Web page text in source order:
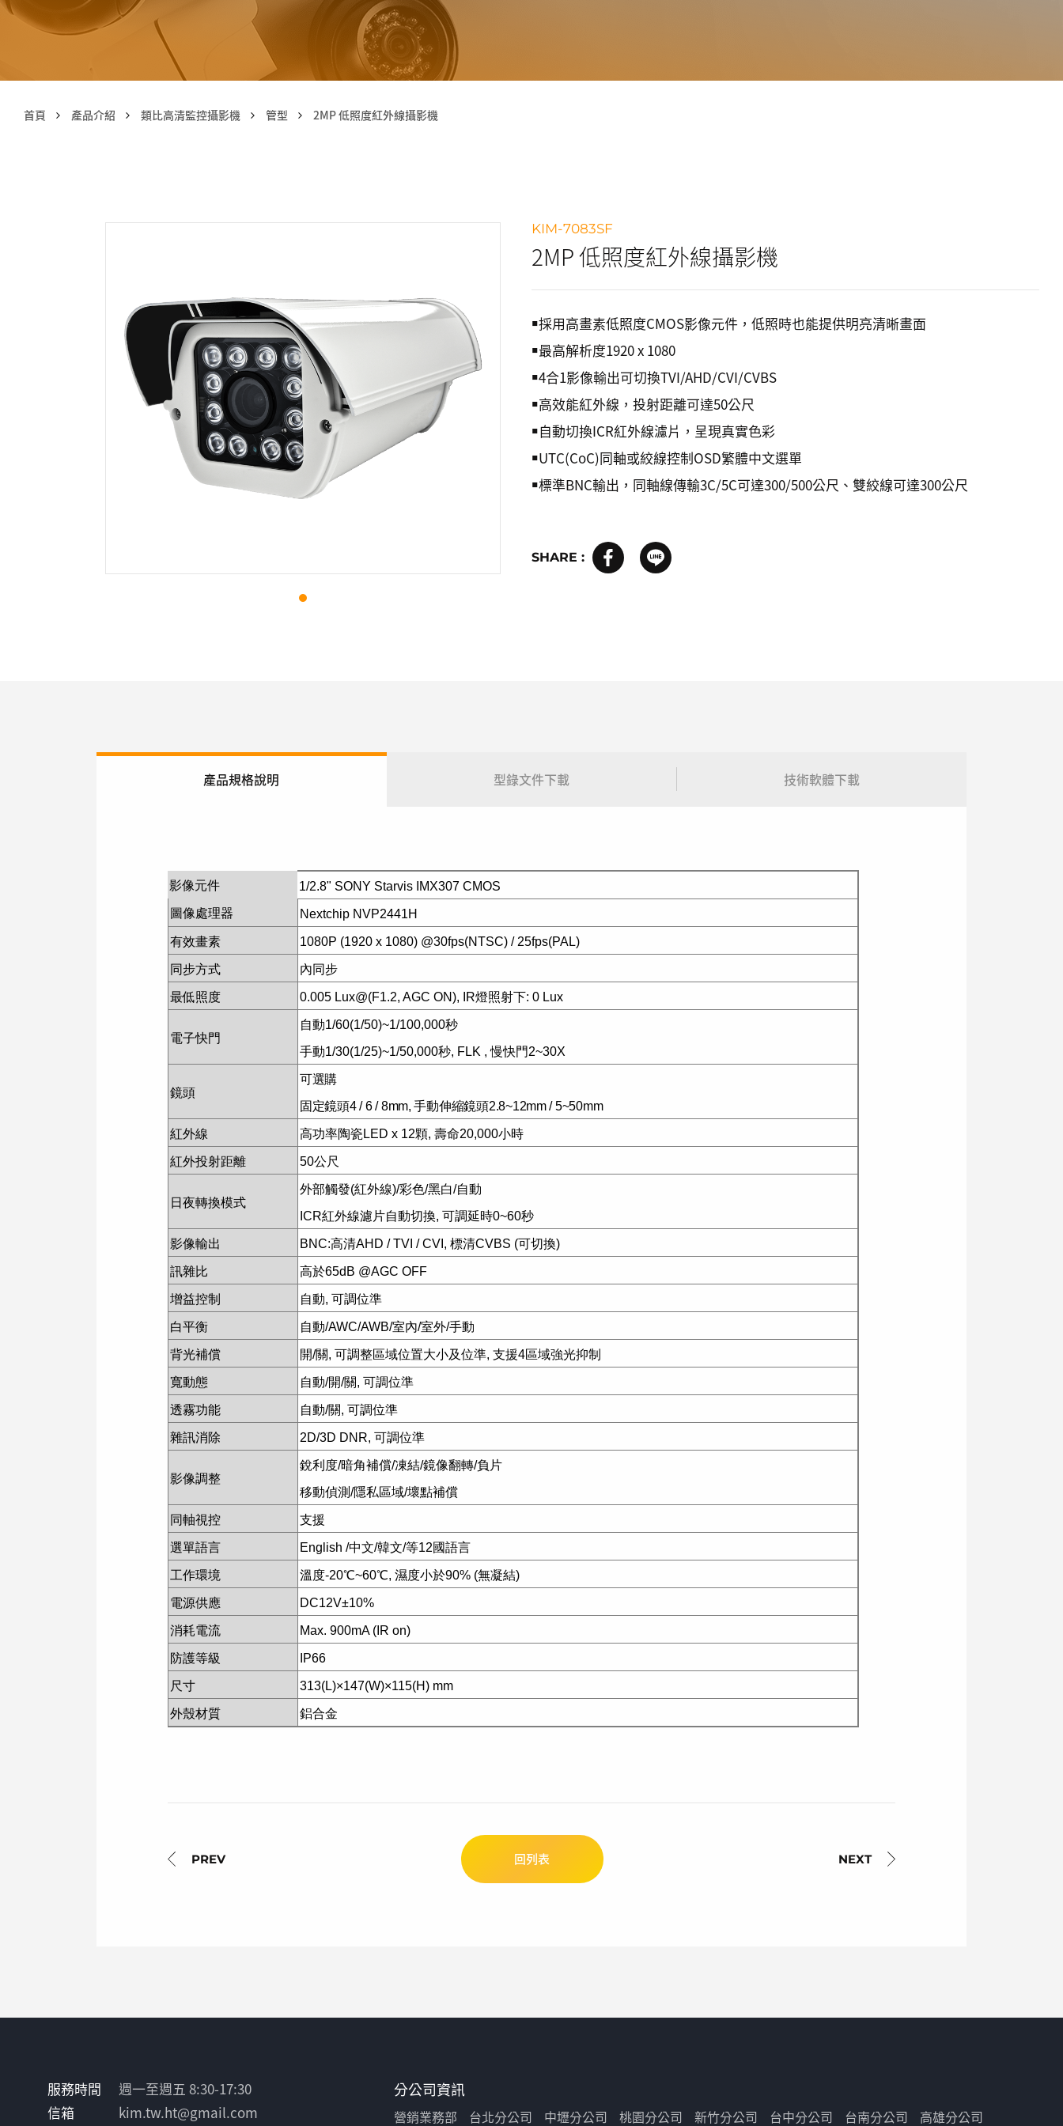
首頁 產品介紹 類比高清監控攝影機 管型 2MP 低照度紅外線攝影機
KIM-7083SF
2MP 低照度紅外線攝影機
￭採用高畫素低照度CMOS影像元件，低照時也能提供明亮清晰畫面
￭最高解析度1920 x 1080
￭4合1影像輸出可切換TVI/AHD/CVI/CVBS
￭高效能紅外線，投射距離可達50公尺
￭自動切換ICR紅外線濾片，呈現真實色彩
￭UTC(CoC)同軸或絞線控制OSD繁體中文選單
￭標準BNC輸出，同軸線傳輸3C/5C可達300/500公尺、雙絞線可達300公尺
SHARE :
產品規格說明 型錄文件下載 技術軟體下載
影像元件
1/2.8" SONY Starvis IMX307 CMOS
圖像處理器
Nextchip NVP2441H
有效畫素 1080P (1920 x 1080) @30fps(NTSC) / 25fps(PAL)
同步方式 內同步
最低照度 0.005 Lux@(F1.2, AGC ON), IR燈照射下: 0 Lux
電子快門
自動1/60(1/50)~1/100,000秒
手動1/30(1/25)~1/50,000秒, FLK , 慢快門2~30X
鏡頭
可選購
固定鏡頭4 / 6 / 8mm, 手動伸縮鏡頭2.8~12mm / 5~50mm
紅外線 高功率陶瓷LED x 12顆, 壽命20,000小時
紅外投射距離 50公尺
日夜轉換模式
外部觸發(紅外線)/彩色/黑白/自動
ICR紅外線濾片自動切換, 可調延時0~60秒
影像輸出 BNC:高清AHD / TVI / CVI, 標清CVBS (可切換)
訊雜比 高於65dB @AGC OFF
增益控制 自動, 可調位準
白平衡 自動/AWC/AWB/室內/室外/手動
背光補償 開/關, 可調整區域位置大小及位準, 支援4區域強光抑制
寬動態 自動/開/關, 可調位準
透霧功能 自動/關, 可調位準
雜訊消除 2D/3D DNR, 可調位準
影像調整
銳利度/暗角補償/凍結/鏡像翻轉/負片
移動偵測/隱私區域/壞點補償
同軸視控 支援
選單語言 English /中文/韓文/等12國語言
工作環境 溫度-20℃~60℃, 濕度小於90% (無凝結)
電源供應 DC12V±10%
消耗電流 Max. 900mA (IR on)
防護等級 IP66
尺寸 313(L)×147(W)×115(H) mm
外殼材質 鋁合金
回列表
服務時間
週一至週五 8:30-17:30
信箱
kim.tw.ht@gmail.com
分公司資訊
營銷業務部 台北分公司 中壢分公司 桃園分公司 新竹分公司 台中分公司 台南分公司 高雄分公司